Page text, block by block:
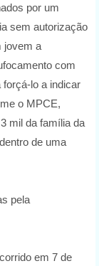
por um
sem autorização
jovem a
com
lo a indicar
o MPCE,
mil da família da
de uma
pela
em 7 de